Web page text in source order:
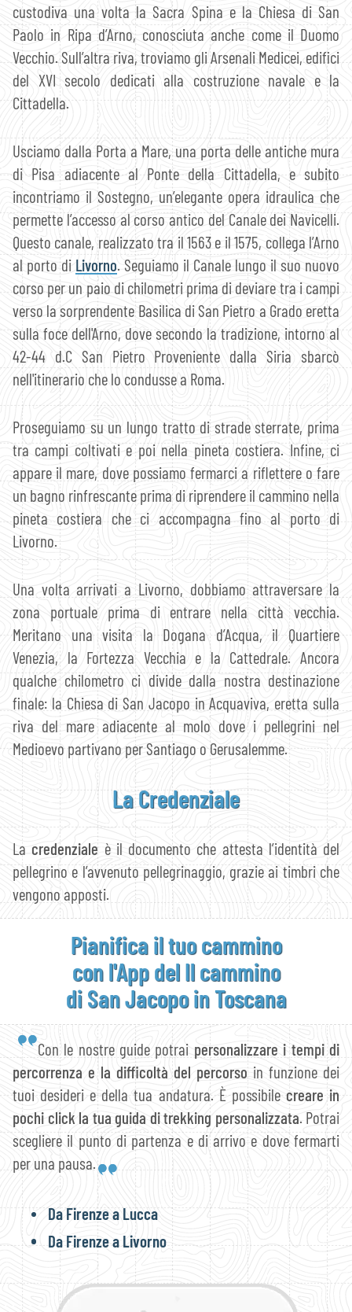
custodiva una volta la Sacra Spina e la Chiesa di San
Paolo in Ripa d’Arno, conosciuta anche come il Duomo
Vecchio. Sull’altra riva, troviamo gli Arsenali Medicei, edifici
del XVI secolo dedicati alla costruzione navale e la
Cittadella.
Usciamo dalla Porta a Mare, una porta delle antiche mura
di Pisa adiacente al Ponte della Cittadella, e subito
incontriamo il Sostegno, un’elegante opera idraulica che
permette l’accesso al corso antico del Canale dei Navicelli.
Questo canale, realizzato tra il 1563 e il 1575, collega l’Arno
al porto di Livorno. Seguiamo il Canale lungo il suo nuovo
corso per un paio di chilometri prima di deviare tra i campi
verso la sorprendente Basilica di San Pietro a Grado eretta
sulla foce dell'Arno, dove secondo la tradizione, intorno al
42-44 d.C San Pietro Proveniente dalla Siria sbarcò
nell'itinerario che lo condusse a Roma.
Proseguiamo su un lungo tratto di strade sterrate, prima
tra campi coltivati e poi nella pineta costiera. Infine, ci
appare il mare, dove possiamo fermarci a riflettere o fare
un bagno rinfrescante prima di riprendere il cammino nella
pineta costiera che ci accompagna fino al porto di
Livorno.
Una volta arrivati a Livorno, dobbiamo attraversare la
zona portuale prima di entrare nella città vecchia.
Meritano una visita la Dogana d’Acqua, il Quartiere
Venezia, la Fortezza Vecchia e la Cattedrale. Ancora
qualche chilometro ci divide dalla nostra destinazione
finale: la Chiesa di San Jacopo in Acquaviva, eretta sulla
riva del mare adiacente al molo dove i pellegrini nel
Medioevo partivano per Santiago o Gerusalemme.
LaCredenziale
La credenziale è il documento che attesta l’identità del
pellegrino e l’avvenuto pellegrinaggio, grazie ai timbri che
vengono apposti.
Pianifica il tuo cammino
con l'App del Il cammino
di San Jacopo in Toscana
Con le nostre guide potrai personalizzare i tempi di
percorrenza e la difficoltà del percorso in funzione dei
tuoi desideri e della tua andatura. È possibilecreare in
pochi click la tua guida di trekking personalizzata. Potrai
scegliere il punto di partenza e di arrivo e dove fermarti
per una pausa.
Da Firenze a Lucca
Da Firenze a Livorno